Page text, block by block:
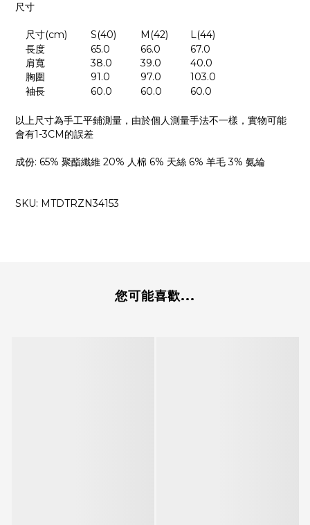
尺寸
尺寸(cm) S(40) M(42)
L(44)
長度
肩寬
65.0
38.0
66.0
39.0
67.0
40.0
胸圍
91.0 97.0
103.0
袖長
60.0 60.0 60.0
以上尺寸為手工平鋪測量，由於個人測量手法不一樣，實物可能
會有1-3CM 的誤差
成份: 65% 聚酯纖維 20% 人棉 6% 天絲 6% 羊毛 3% 氨綸
SKU: MTDTRZN34153
您可能喜歡...